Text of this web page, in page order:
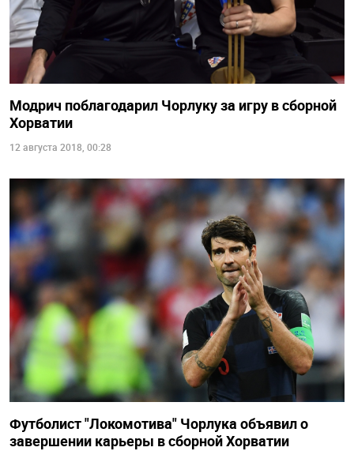
Модрич поблагодарил Чорлуку за игру в сборной
Хорватии
12 августа 2018, 00:28
Футболист "Локомотива" Чорлука объявил о
завершении карьеры в сборной Хорватии